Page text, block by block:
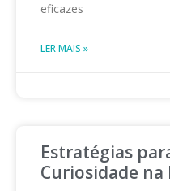
eficazes
LER MAIS »
Estratégias
Curiosidade na